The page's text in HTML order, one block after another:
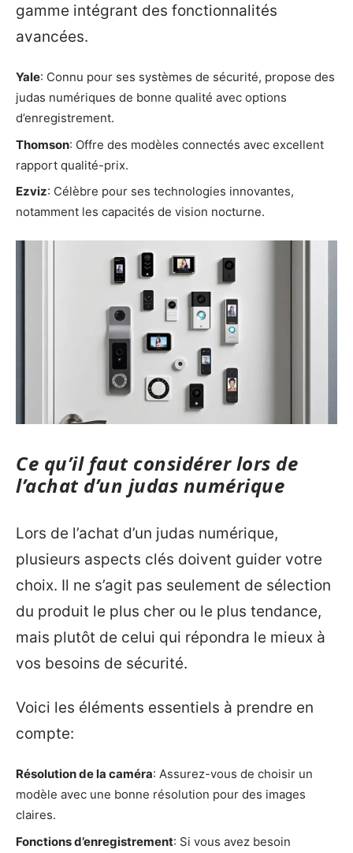
gamme intégrant des fonctionnalités
avancées.
Yale: Connu pour ses systèmes de sécurité, propose des
judas numériques de bonne qualité avec options
d’enregistrement.
Thomson: Offre des modèles connectés avec excellent
rapport qualité-prix.
Ezviz: Célèbre pour ses technologies innovantes,
notamment les capacités de vision nocturne.
Ce qu’il faut considérer lors de
l’achat d’un judas numérique
Lors de l’achat d’un judas numérique,
plusieurs aspects clés doivent guider votre
choix. Il ne s’agit pas seulement de sélection
du produit le plus cher ou le plus tendance,
mais plutôt de celui qui répondra le mieux à
vos besoins de sécurité.
Voici les éléments essentiels à prendre en
compte:
Résolution de la caméra: Assurez-vous de choisir un
modèle avec une bonne résolution pour des images
claires.
Fonctions d’enregistrement: Si vous avez besoin